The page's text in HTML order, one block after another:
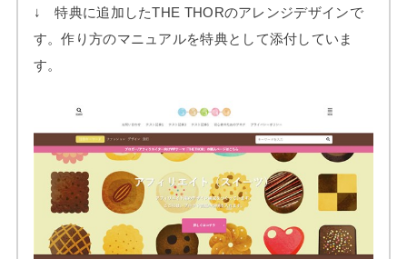
↓ 特典に追加したTHE THORのアレンジデザインで
す。作り方のマニュアルを特典として添付していま
す。